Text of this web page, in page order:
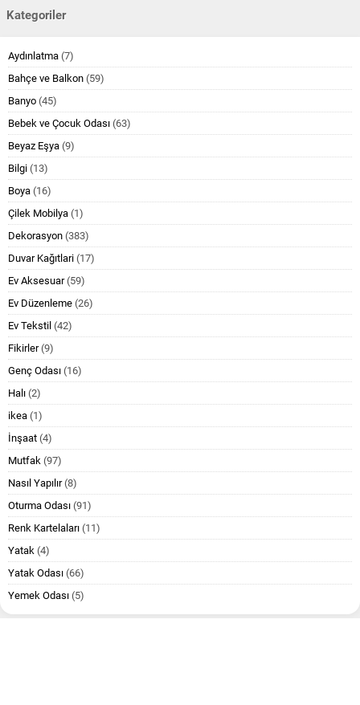
Kategoriler
Aydınlatma (7)
Bahçe ve Balkon (59)
Banyo (45)
Bebek ve Çocuk Odası (63)
Beyaz Eşya (9)
Bilgi (13)
Boya (16)
Çilek Mobilya (1)
Dekorasyon (383)
Duvar Kağıtlari (17)
Ev Aksesuar(59)
Ev Düzenleme (26)
Ev Tekstil (42)
Fikirler(9)
Genç Odası (16)
Halı (2)
ikea (1)
İnşaat (4)
Mutfak (97)
Nasıl Yapılır(8)
Oturma Odası (91)
Renk Kartelaları (11)
Yatak (4)
Yatak Odası (66)
Yemek Odası (5)